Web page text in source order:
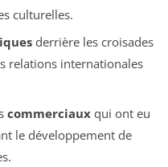
culturelles.
derrière les croisades
relations internationales
commerciauxqui ont eu
le développement de